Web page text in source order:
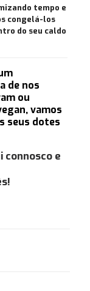
tempo e
congelá-los
do seu caldo
de nos
ou
, vamos
seus dotes
e